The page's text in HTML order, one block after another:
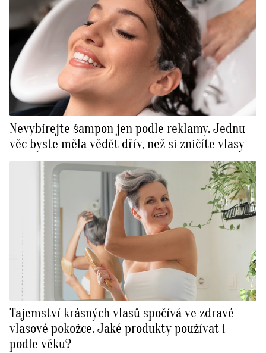
Nevybírejte šampon jen podle reklamy. Jednu
věc byste měla vědět dřív, než si zničíte vlasy
Tajemství krásných vlasů spočívá ve zdravé
vlasové pokožce. Jaké produkty používat i
podle věku?